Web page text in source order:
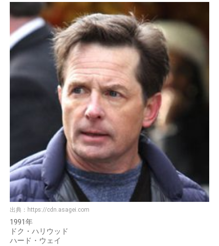
出典： https://cdn.asagei.com
1991年
ドク・ハリウッド
ハード・ウェイ